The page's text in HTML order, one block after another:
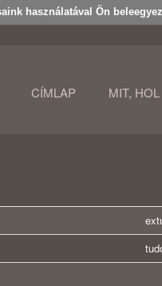
használatával Ön
CÍMLAP MIT,